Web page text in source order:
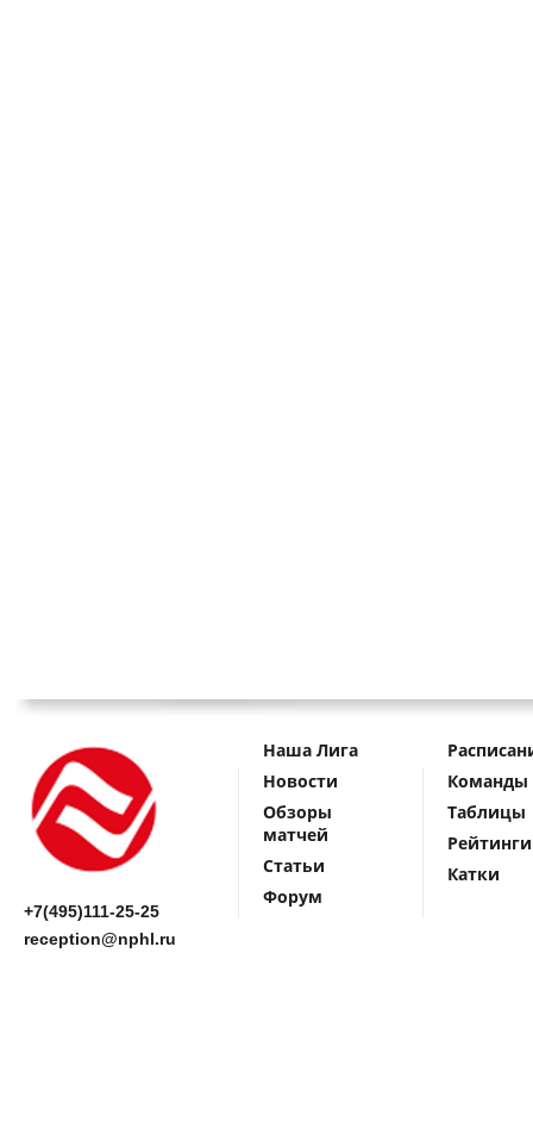
+7(495)111-25-25
reception@nphl.ru
Наша Лига
Новости
Обзоры
матчей
Статьи
Форум
Команды
Таблицы
Рейтинги
Катки